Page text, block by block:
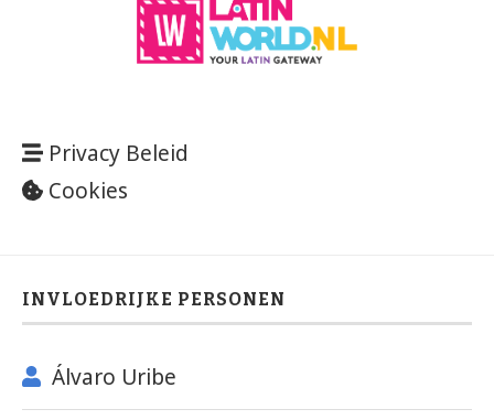
Privacy Beleid
Cookies
INVLOEDRIJKE PERSONEN
Álvaro Uribe